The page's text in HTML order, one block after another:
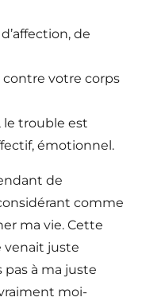
de
contre votre corps
le trouble est
émotionnel.
de
comme
ma vie. Cette
venait juste
pas à ma juste
moi-